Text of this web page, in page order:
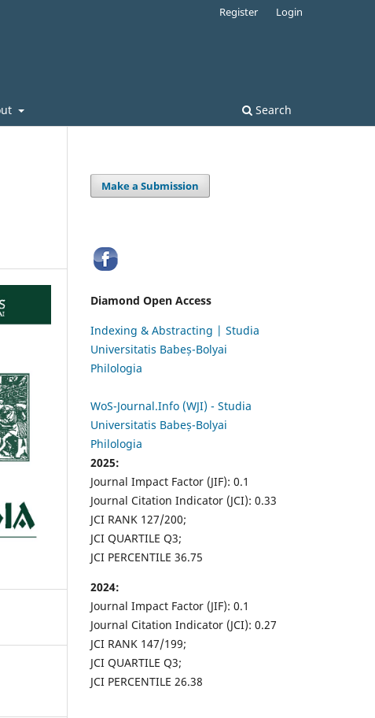
Search
Register Login
Make a Submission
Diamond Open Access
Indexing & Abstracting | Studia
Universitatis Babeș-Bolyai
Philologia
WoS-Journal.Info (WJI) - Studia
Universitatis Babeș-Bolyai
Philologia
2025:
Journal Impact Factor (JIF): 0.1
Journal Citation Indicator (JCI): 0.33
JCI RANK 127/200;
JCI QUARTILE Q3;
JCI PERCENTILE 36.75
2024:
Journal Impact Factor (JIF): 0.1
Journal Citation Indicator (JCI): 0.27
JCI RANK 147/199;
JCI QUARTILE Q3;
JCI PERCENTILE 26.38